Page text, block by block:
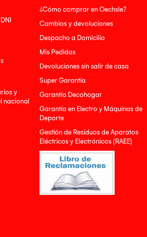
¿Cómo comprar en Oechsle?
Cambios y devoluciones
Despacho a Domicilio
Mis Pedidos
Devoluciones sin salir de casa
Super Garantía
Garantía Decohogar
Garantía en Electro y Máquinas de
Deporte
Gestión de Residuos de Aparatos
Eléctricos y Electrónicos (RAEE)
y
nacional